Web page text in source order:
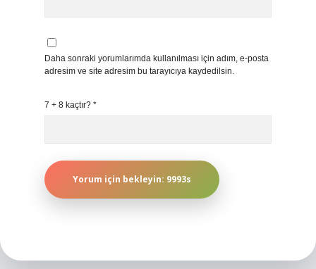
Daha sonraki yorumlarımda kullanılması için adım, e-posta
adresim ve site adresim bu tarayıcıya kaydedilsin.
7 + 8 kaçtır? *